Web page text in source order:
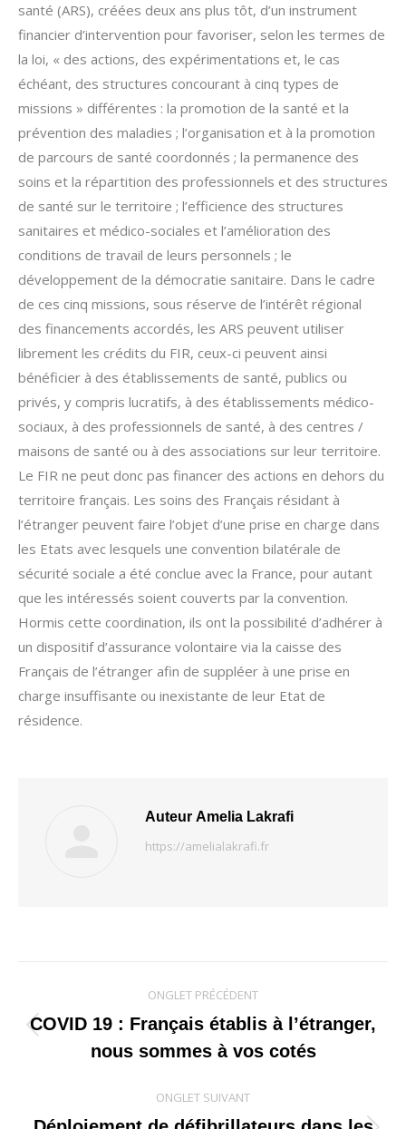
santé (ARS), créées deux ans plus tôt, d’un instrument
financier d’intervention pour favoriser, selon les termes de
la loi, « des actions, des expérimentations et, le cas
échéant, des structures concourant à cinq types de
missions » différentes : la promotion de la santé et la
prévention des maladies ; l’organisation et à la promotion
de parcours de santé coordonnés ; la permanence des
soins et la répartition des professionnels et des structures
de santé sur le territoire ; l’efficience des structures
sanitaires et médico-sociales et l’amélioration des
conditions de travail de leurs personnels ; le
développement de la démocratie sanitaire. Dans le cadre
de ces cinq missions, sous réserve de l’intérêt régional
des financements accordés, les ARS peuvent utiliser
librement les crédits du FIR, ceux-ci peuvent ainsi
bénéficier à des établissements de santé, publics ou
privés, y compris lucratifs, à des établissements médico-
sociaux, à des professionnels de santé, à des centres /
maisons de santé ou à des associations sur leur territoire.
Le FIR ne peut donc pas financer des actions en dehors du
territoire français. Les soins des Français résidant à
l’étranger peuvent faire l’objet d’une prise en charge dans
les Etats avec lesquels une convention bilatérale de
sécurité sociale a été conclue avec la France, pour autant
que les intéressés soient couverts par la convention.
Hormis cette coordination, ils ont la possibilité d’adhérer à
un dispositif d’assurance volontaire via la caisse des
Français de l’étranger afin de suppléer à une prise en
charge insuffisante ou inexistante de leur Etat de
résidence.
Auteur Amelia Lakrafi
https://amelialakrafi.fr
de
commentaire
ONGLET PRÉCÉDENT
Onglet
précédent
COVID 19 : Français établis à l’étranger,
nous sommes à vos cotés
ONGLET SUIVANT